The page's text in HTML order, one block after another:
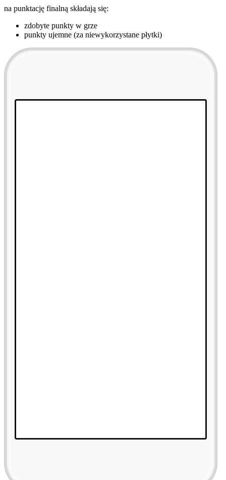
na punktację finalną składają się:
zdobyte punkty w grze
punkty ujemne (za niewykorzystane płytki)